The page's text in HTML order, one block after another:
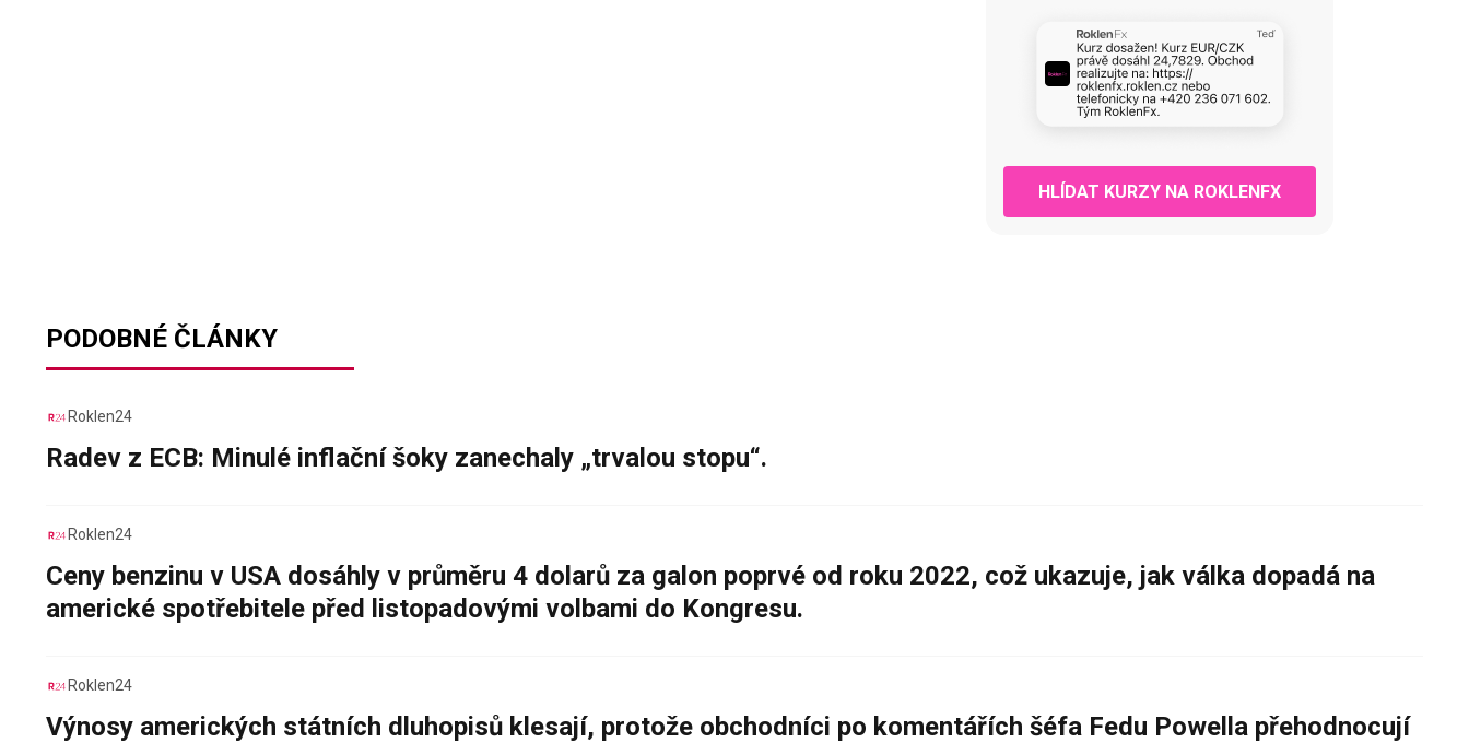
HLÍDAT KURZY NA ROKLENFX
PODOBNÉ ČLÁNKY
Roklen24
Radev z ECB: Minulé inflační šoky zanechaly „trvalou stopu“.
Roklen24
Ceny benzinu v USA dosáhly v průměru 4 dolarů za galon poprvé od roku 2022, což ukazuje, jak válka dopadá na
americké spotřebitele před listopadovými volbami do Kongresu.
Roklen24
Výnosy amerických státních dluhopisů klesají, protože obchodníci po komentářích šéfa Fedu Powella přehodnocují